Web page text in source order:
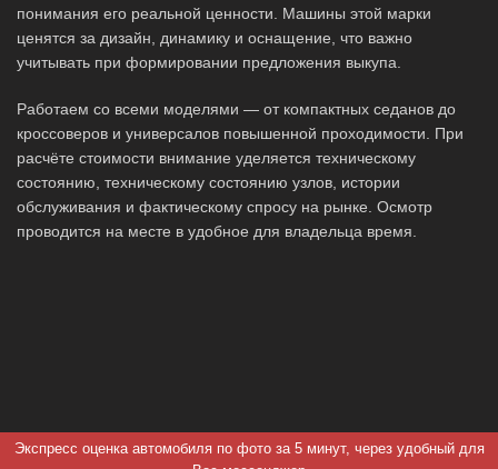
понимания его реальной ценности. Машины этой марки
ценятся за дизайн, динамику и оснащение, что важно
учитывать при формировании предложения выкупа.
Работаем со всеми моделями — от компактных седанов до
кроссоверов и универсалов повышенной проходимости. При
расчёте стоимости внимание уделяется техническому
состоянию, техническому состоянию узлов, истории
обслуживания и фактическому спросу на рынке. Осмотр
проводится на месте в удобное для владельца время.
Экспресс оценка автомобиля по фото за 5 минут, через удобный для